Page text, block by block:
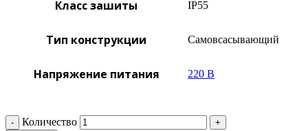
Класс зашиты IP55
Тип конструкции Самовсасывающий
Напряжение питания 220 В
Количество